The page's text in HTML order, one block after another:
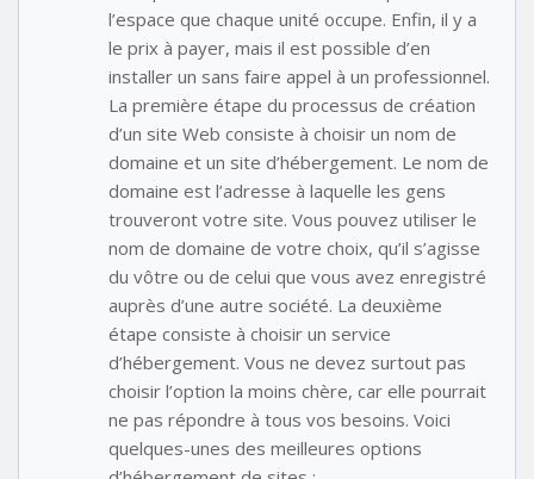
l’espace que chaque unité occupe. Enfin, il y a
le prix à payer, mais il est possible d’en
installer un sans faire appel à un professionnel.
La première étape du processus de création
d’un site Web consiste à choisir un nom de
domaine et un site d’hébergement. Le nom de
domaine est l’adresse à laquelle les gens
trouveront votre site. Vous pouvez utiliser le
nom de domaine de votre choix, qu’il s’agisse
du vôtre ou de celui que vous avez enregistré
auprès d’une autre société. La deuxième
étape consiste à choisir un service
d’hébergement. Vous ne devez surtout pas
choisir l’option la moins chère, car elle pourrait
ne pas répondre à tous vos besoins. Voici
quelques-unes des meilleures options